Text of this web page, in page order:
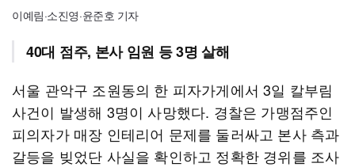
이예림·소진영·윤준호 기자
40대 점주, 본사 임원 등 3명 살해
서울 관악구 조원동의 한 피자가게에서 3일 칼부림
사건이 발생해 3명이 사망했다. 경찰은 가맹점주인
피의자가 매장 인테리어 문제를 둘러싸고 본사 측과
갈등을 빚었단 사실을 확인하고 정확한 경위를 조사